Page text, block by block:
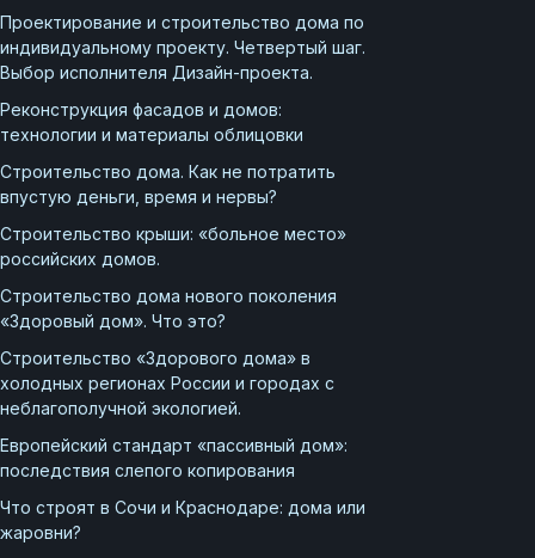
Проектирование и строительство дома по
индивидуальному проекту. Четвертый шаг.
Выбор исполнителя Дизайн-проекта.
Реконструкция фасадов и домов:
технологии и материалы облицовки
Строительство дома. Как не потратить
впустую деньги, время и нервы?
Строительство крыши: «больное место»
российских домов.
Строительство дома нового поколения
«Здоровый дом». Что это?
Строительство «Здорового дома» в
холодных регионах России и городах с
неблагополучной экологией.
Европейский стандарт «пассивный дом»:
последствия слепого копирования
Что строят в Сочи и Краснодаре: дома или
жаровни?